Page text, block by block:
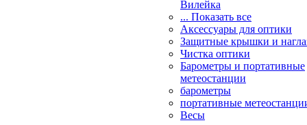
Вилейка
... Показать все
Аксессуары для оптики
Защитные крышки и
Чистка оптики
Барометры и портативные
метеостанции
барометры
портативные
Весы